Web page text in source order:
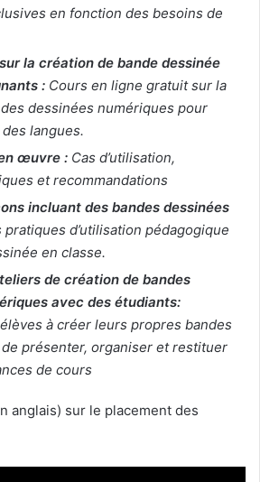
en fonction des besoins de
la création de bande dessinée
: Cours en ligne gratuit sur la
dessinées numériques pour
langues.​
œuvre : Cas d’utilisation,
et recommandations
incluant des bandes dessinées
pratiques d’utilisation pédagogique
en classe.
de création de bandes
avec des étudiants:
à créer leurs propres bandes
présenter, organiser et restituer
de cours
anglais) sur le placement des